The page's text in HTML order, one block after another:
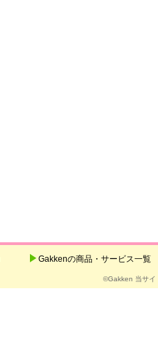
Gakkenの商品・サービス一覧
©Gakken 当サイ